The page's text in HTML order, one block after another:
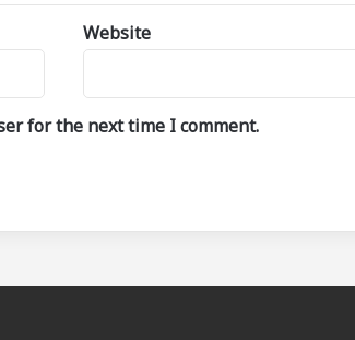
Website
for the next time I comment.